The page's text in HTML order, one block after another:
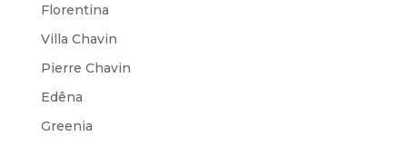
Florentina
Villa Chavin
Pierre Chavin
Edêna
Greenia